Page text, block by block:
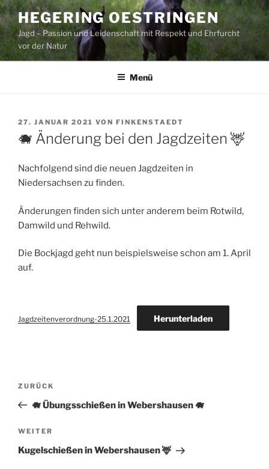
Zum
Inhalt
springen
HEGERING OESTRINGEN
Jagd – Passion und Leidenschaft mit Respekt und Ehrfurcht
vor der Natur
Menü
VERÖFFENTLICHT
27. JANUAR 2021 VON FINKENSTAEDT
🐗 Änderung bei den Jagdzeiten 🦌
Nachfolgend sind die neuen Jagdzeiten in
Niedersachsen zu finden.
Änderungen finden sich unter anderem beim Rotwild,
Damwild und Rehwild.
Die Bockjagd geht nun beispielsweise schon am 1. April
auf.
Jagdzeitenverordnung-25.1.2021 Herunterladen
Beitragsnavigation
Vorheriger
Beitrag
ZURÜCK
🐗 Übungsschießen in Webershausen 🐗
Nächster
Beitrag
WEITER
Kugelschießen in Webershausen 🦌